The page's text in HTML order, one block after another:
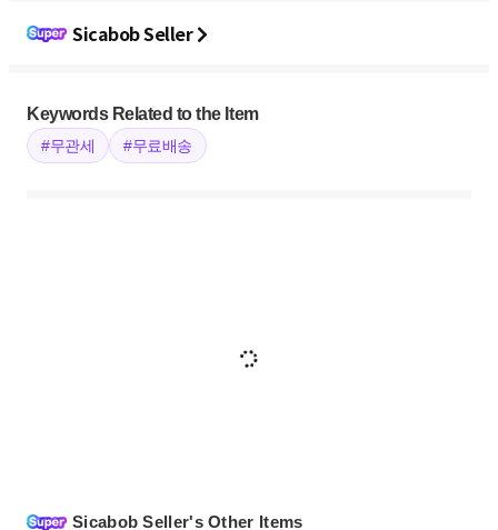
Sicabob Seller
Keywords Related to the Item
#무관세 #무료배송
Sicabob Seller's Other Items